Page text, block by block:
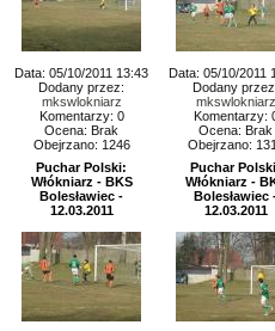
Data: 05/10/2011 13:43
Dodany przez:
mkswlokniarz
Komentarzy: 0
Ocena: Brak
Obejrzano: 1246
Data: 05/10/2011
Dodany
mkswlokniarz
Komentarzy:
Ocena: Brak
Obejrzano:
Puchar Polski:
Włókniarz - BKS
Bolesławiec -
12.03.2011
Puchar
Włókniarz -
Bolesławiec
12.03.2011